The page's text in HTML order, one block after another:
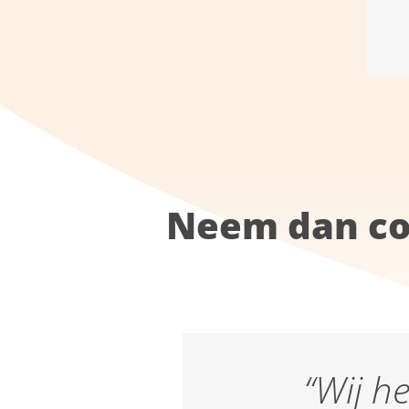
Neem dan
“Wij